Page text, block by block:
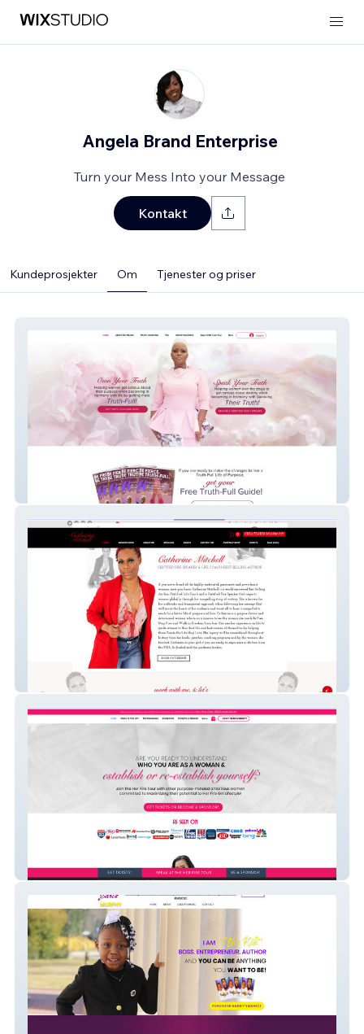
Angela Brand Enterprise
Turn your Mess Into your Message
Kontakt
Kundeprosjekter Om Tjenester og priser
Joile Rashawn
Catherine Mitchell
HER FIRE TOUR